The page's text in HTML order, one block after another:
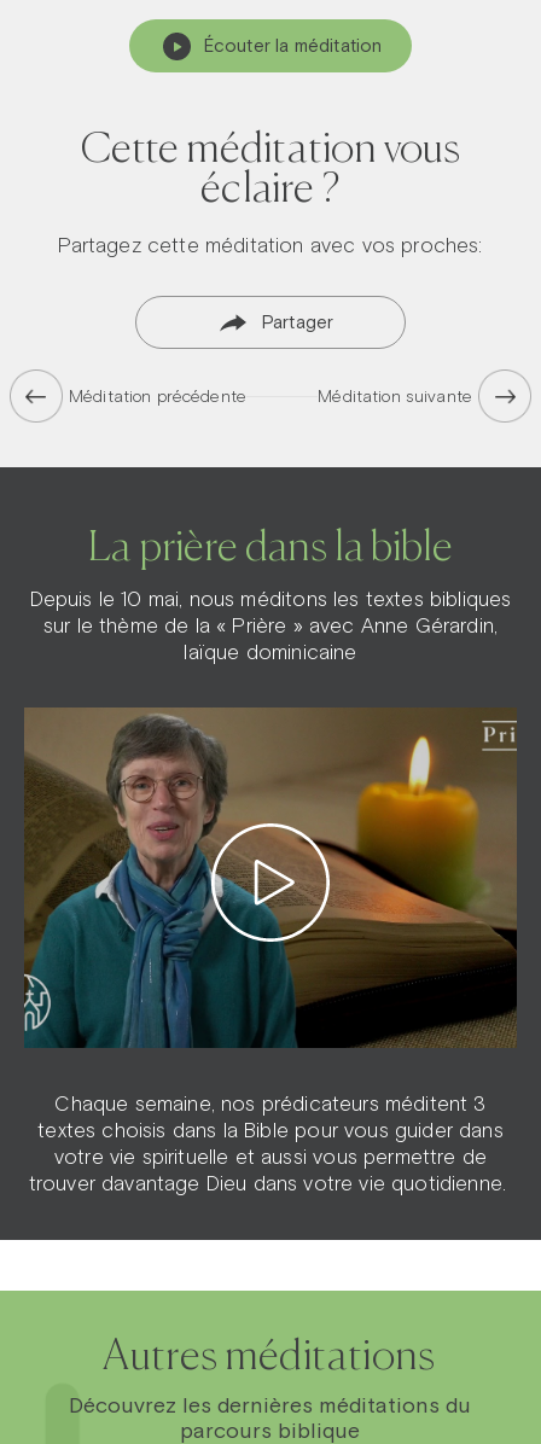
Écouter la méditation
Cette méditation vous
éclaire ?
Partagez cette méditation avec vos proches:
Partager
Méditation précédente Méditation suivante
La prière dans la bible
Depuis le 10 mai, nous méditons les textes bibliques
sur le thème de la « Prière » avec Anne Gérardin,
laïque dominicaine
Chaque semaine, nos prédicateurs méditent 3
textes choisis dans la Bible pour vous guider dans
votre vie spirituelle et aussi vous permettre de
trouver davantage Dieu dans votre vie quotidienne.
Autres méditations
Découvrez les dernières méditations du
parcours biblique